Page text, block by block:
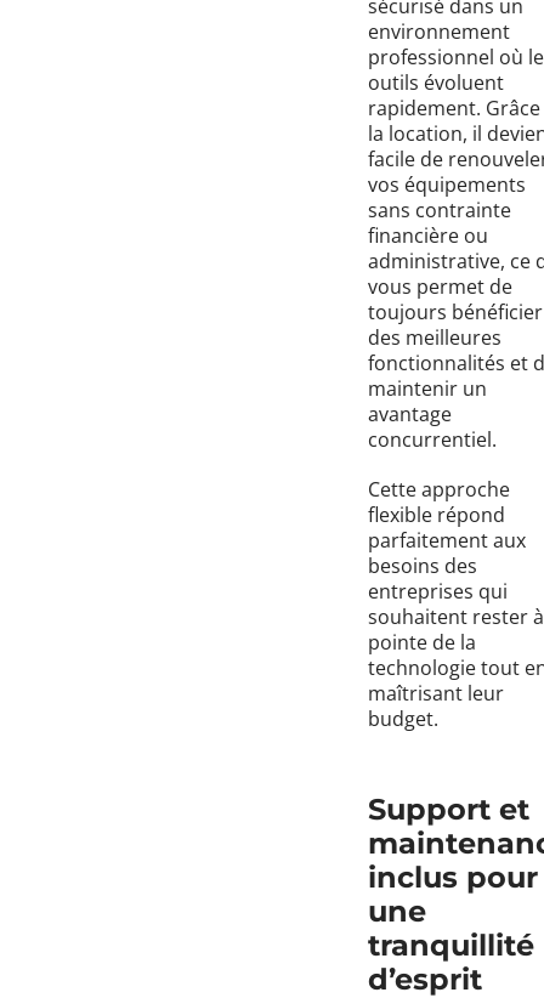
sécurisé dans un
environnement
professionnel où
outils évoluent
rapidement. Grâce
la location, il
facile de
vos équipements
sans contrainte
financière ou
administrative, ce
vous permet de
toujours bénéficier
des meilleures
fonctionnalités et
maintenir un
avantage
concurrentiel.
Cette approche
flexible répond
parfaitement aux
besoins des
entreprises qui
souhaitent rester
pointe de la
technologie tout
maîtrisant leur
budget.
Support et
inclus pour
une
tranquillité
d’esprit